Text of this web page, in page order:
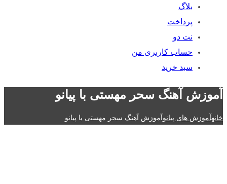
بلاگ
پرداخت
نت دو
حساب کاربری من
سبد خرید
آموزش آهنگ سحر مهستی با پیانو
خانهآموزش های پیانوآموزش آهنگ سحر مهستی با پیانو